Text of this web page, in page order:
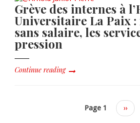
Grève des internes à
Universitaire La Paix :
sans salaire, les
pression
Continue reading
Page 1
Next
page
››